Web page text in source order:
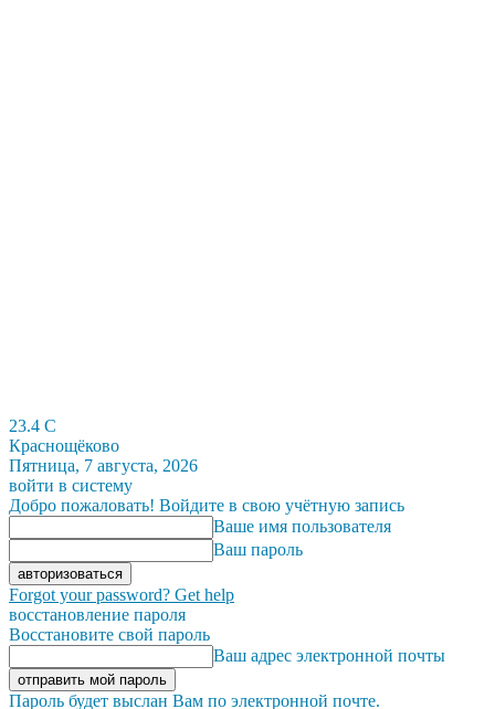
23.4 C
Краснощёково
Пятница, 7 августа, 2026
войти в систему
Добро пожаловать! Войдите в свою учётную запись
Ваше имя пользователя
Ваш пароль
Forgot your password? Get help
восстановление пароля
Восстановите свой пароль
Ваш адрес электронной почты
Пароль будет выслан Вам по электронной почте.